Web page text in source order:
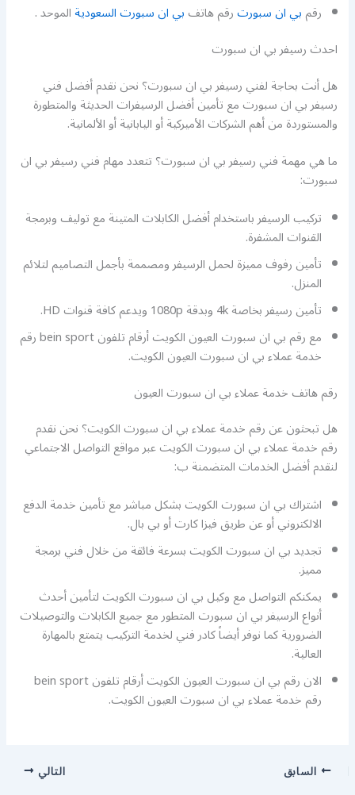
رقمبي ان سبورترقم هاتفبي ان سبورت السعوديةالموحد .
احدث رسيفر بي ان سبورت
هل أنت بحاجة لفني رسيفر بي ان سبورت؟ نحن نقدم أفضل فني
رسيفر بي ان سبورت مع تأمين أفضل الرسيفرات الحديثة والمتطورة
والمستوردة من أهم الشركات الأميركية أو اليابانية أو الألمانية.
ما هي مهمة فني رسيفر بي ان سبورت؟ تتعدد مهام فني رسيفر بي ان
سبورت:
تركيب الرسيفر باستخدام أفضل الكابلات المتينة مع توليف وبرمجة
القنوات المشفرة.
تأمين رفوف مميزة لحمل الرسيفر ومصممة بأجمل التصاميم لتلائم
المنزل.
تأمين رسيفر بخاصة 4k وبدقة 1080p ويدعم كافة قنوات HD.
مع رقم بي ان سبورت العيون الكويت أرقام تلفون bein sport رقم
خدمة عملاء بي ان سبورت العيون الكويت.
رقم هاتف خدمة عملاء بي ان سبورت العيون
هل تبحثون عن رقم خدمة عملاء بي ان سبورت الكويت؟ نحن نقدم
رقم خدمة عملاء بي ان سبورت الكويت عبر مواقع التواصل الاجتماعي
لنقدم أفضل الخدمات المتضمنة ب:
اشتراك بي ان سبورت الكويت بشكل مباشر مع تأمين خدمة الدفع
الالكتروني أو عن طريق فيزا كارت أو بي بال.
تجديد بي ان سبورت الكويت بسرعة فائقة من خلال فني برمجة
مميز.
يمكنكم التواصل مع وكيل بي ان سبورت الكويت لتأمين أحدث
أنواع الرسيفر بي ان سبورت المتطور مع جميع الكابلات والتوصيلات
الضرورية كما نوفر أيضاً كادر فني لخدمة التركيب يتمتع بالمهارة
العالية.
الان رقم بي ان سبورت العيون الكويت أرقام تلفون bein sport
رقم خدمة عملاء بي ان سبورت العيون الكويت.
السابق التالي